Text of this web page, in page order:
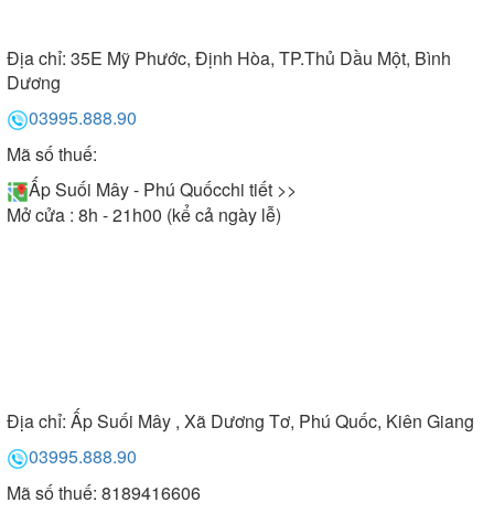
Địa chỉ: 35E Mỹ Phước, Định Hòa, TP.Thủ Dầu Một, Bình
Dương
03995.888.90
Mã số thuế:
Ấp Suối Mây - Phú Quốcchi tiết >>
Mở cửa : 8h - 21h00 (kể cả ngày lễ)
Địa chỉ: Ấp Suối Mây , Xã Dương Tơ, Phú Quốc, Kiên Giang
03995.888.90
Mã số thuế: 8189416606